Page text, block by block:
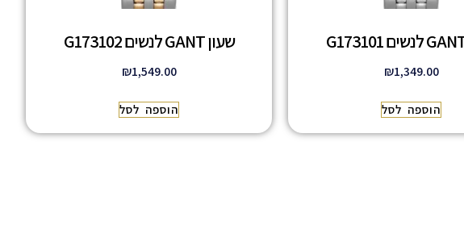
₪1,349.00
הוספה לסל
שעון GANT לנשים G173102
₪1,549.00
הוספה לסל